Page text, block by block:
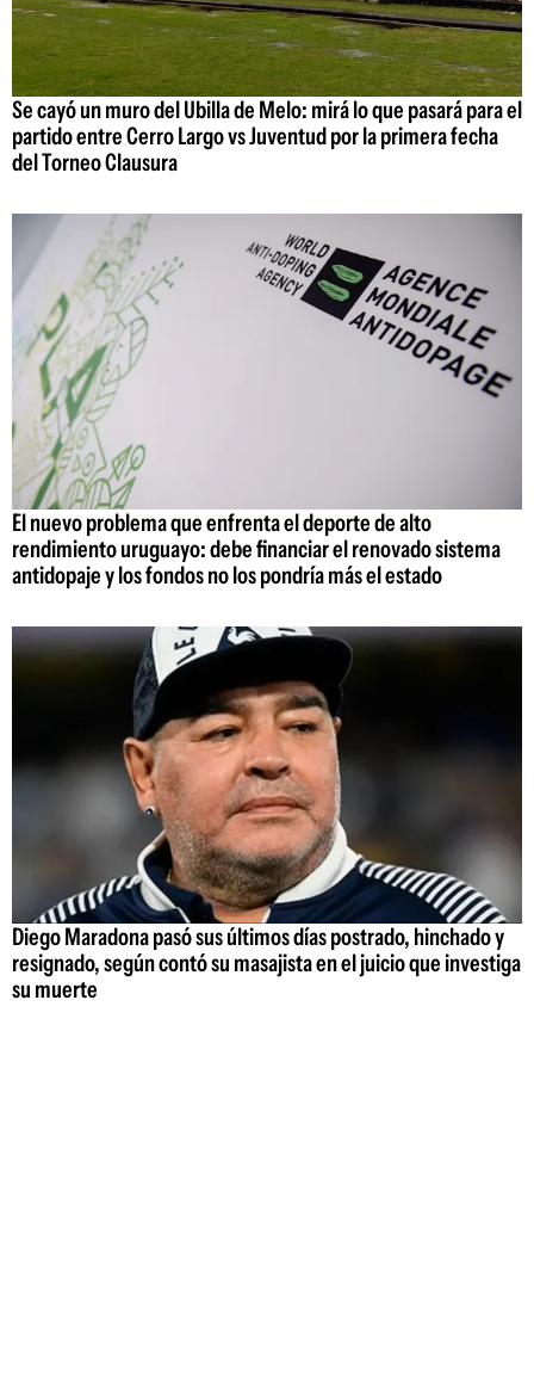
Se cayó un muro del Ubilla de Melo: mirá lo que pasará para el
partido entre Cerro Largo vs Juventud por la primera fecha
del Torneo Clausura
El nuevo problema que enfrenta el deporte de alto
rendimiento uruguayo: debe financiar el renovado sistema
antidopaje y los fondos no los pondría más el estado
Diego Maradona pasó sus últimos días postrado, hinchado y
resignado, según contó su masajista en el juicio que investiga
su muerte